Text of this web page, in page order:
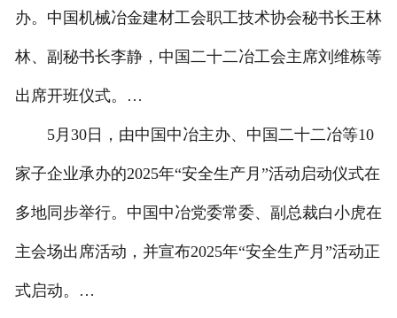
办。中国机械冶金建材工会职工技术协会秘书长王林
林、副秘书长李静，中国二十二冶工会主席刘维栋等
出席开班仪式。…
5月30日，由中国中冶主办、中国二十二冶等10
家子企业承办的2025年“安全生产月”活动启动仪式在
多地同步举行。中国中冶党委常委、副总裁白小虎在
主会场出席活动，并宣布2025年“安全生产月”活动正
式启动。…